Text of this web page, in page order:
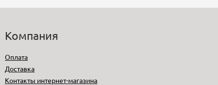
Компания
Оплата
Доставка
Контакты интернет-магазина